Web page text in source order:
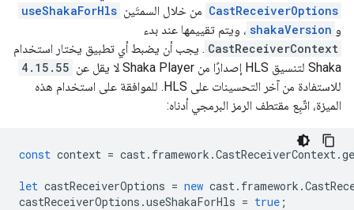
CastReceiverOptions من خلال السمتَين useShakaForHls
و shakaVersion ، ويتم تقييمها عند بدء
CastReceiverContext . يجب أن يضبط أي تطبيق يختار استخدام
Shaka لتنسيق HLS إصدارًا من Shaka Player لا يقل عن
4.15.55
للاستفادة من آخر التحسينات على HLS. للموافقة على استخدام هذه
الميزة، اتّبِع مقتطف الرمز البرمجي أدناه:
const context = cast. framework .CastReceiverContext.
let castReceiverOptions = new cast. framework .
castReceiverOptions .useShakaForHls = true ;